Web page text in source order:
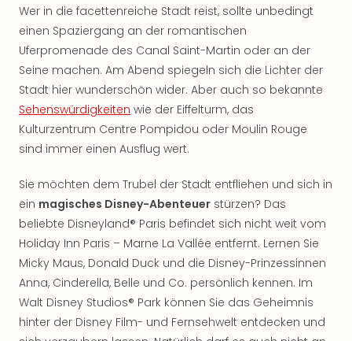
Wer in die facettenreiche Stadt reist, sollte unbedingt
einen Spaziergang an der romantischen
Uferpromenade des Canal Saint-Martin oder an der
Seine machen. Am Abend spiegeln sich die Lichter der
Stadt hier wunderschön wider. Aber auch so bekannte
Sehenswürdigkeiten wie der Eiffelturm, das
Kulturzentrum Centre Pompidou oder Moulin Rouge
sind immer einen Ausflug wert.
Sie möchten dem Trubel der Stadt entfliehen und sich in
ein magisches Disney-Abenteuer stürzen? Das
beliebte Disneyland® Paris befindet sich nicht weit vom
Holiday Inn Paris – Marne La Vallée entfernt. Lernen Sie
Micky Maus, Donald Duck und die Disney-Prinzessinnen
Anna, Cinderella, Belle und Co. persönlich kennen. Im
Walt Disney Studios® Park können Sie das Geheimnis
hinter der Disney Film- und Fernsehwelt entdecken und